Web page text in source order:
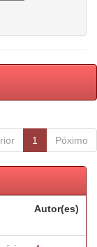
1 Póximo
Autor(es)